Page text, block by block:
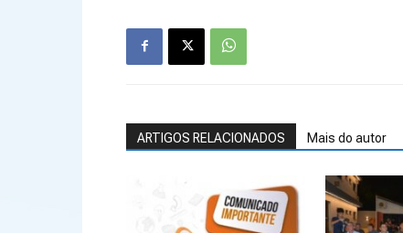
ARTIGOS RELACIONADOS Mais do autor